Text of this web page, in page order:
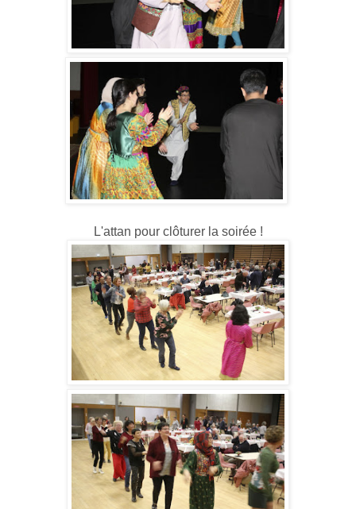
L'attan pour clôturer la soirée !